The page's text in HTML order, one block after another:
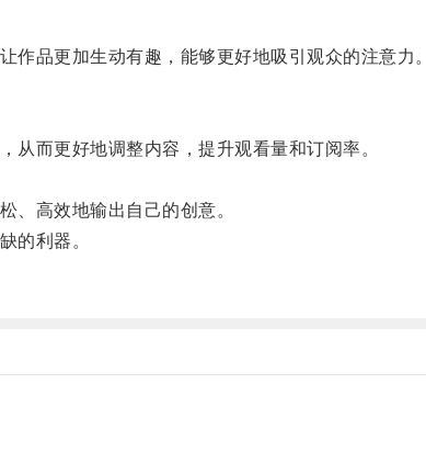
品更加生动有趣，能够更好地吸引观众的注意力。
而更好地调整内容，提升观看量和订阅率。
高效地输出自己的创意。
的利器。